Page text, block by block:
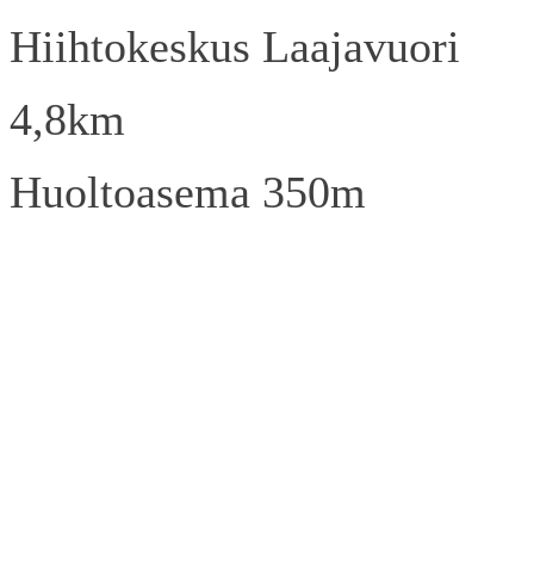
Hiihtokeskus Laajavuori
4,8km
Huoltoasema 350m